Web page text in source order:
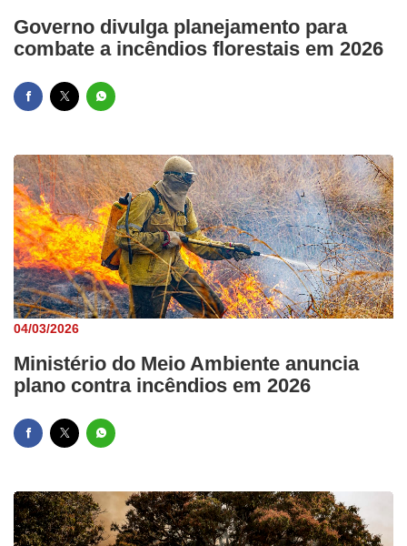
Governo divulga planejamento para
combate a incêndios florestais em 2026
04/03/2026
Ministério do Meio Ambiente anuncia
plano contra incêndios em 2026